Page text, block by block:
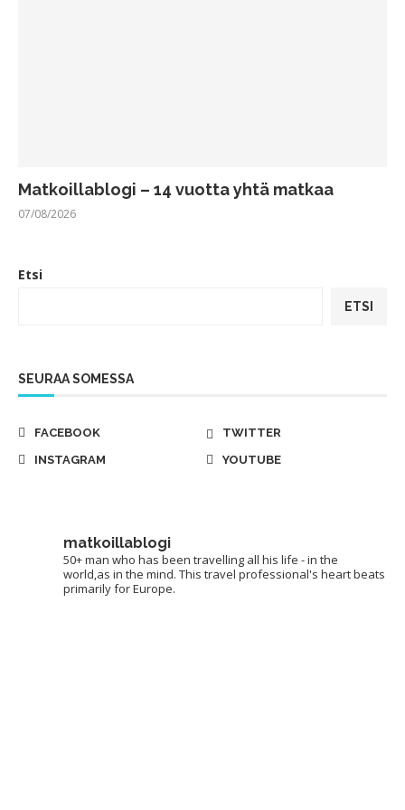
Matkoillablogi – 14 vuotta yhtä matkaa
07/08/2026
Etsi
ETSI
SEURAA SOMESSA
FACEBOOK
TWITTER
INSTAGRAM
YOUTUBE
matkoillablogi
50+ man who has been travelling all his life - in the
world,as in the mind. This travel professional's heart beats
primarily for Europe.